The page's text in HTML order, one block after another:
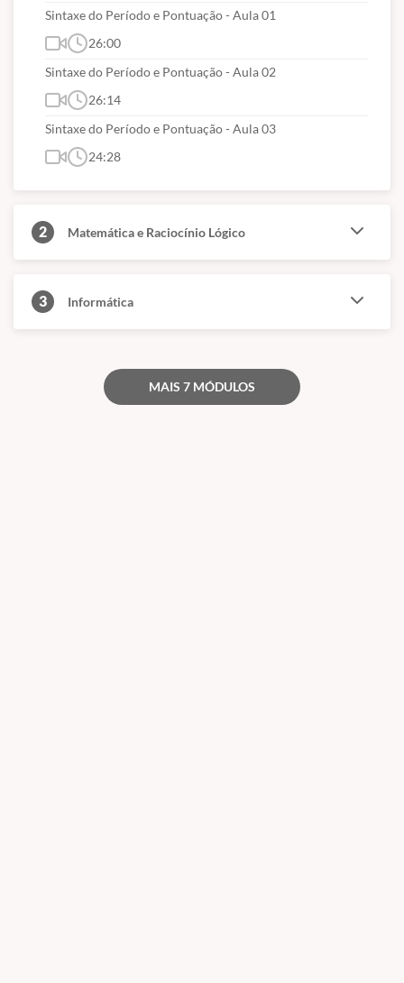
Sintaxe do Período e Pontuação - Aula 01
26:00
Sintaxe do Período e Pontuação - Aula 02
26:14
Sintaxe do Período e Pontuação - Aula 03
24:28
2 Matemática e Raciocínio Lógico
3 Informática
MAIS 7 MÓDULOS